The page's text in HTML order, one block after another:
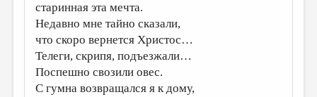
старинная эта мечта.
Недавно мне тайно сказали,
что скоро вернется Христос…
Телеги, скрипя, подъезжали…
Поспешно свозили овес.
С гумна возвращался я к дому,